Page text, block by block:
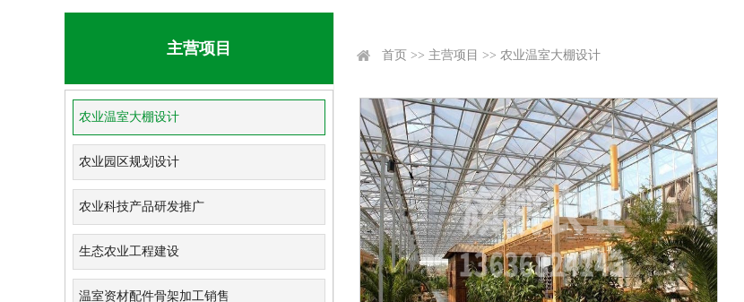
主营项目
农业温室大棚设计
农业园区规划设计
农业科技产品研发推广
生态农业工程建设
温室资材配件骨架加工销售
首页 >> 主营项目 >> 农业温室大棚设计